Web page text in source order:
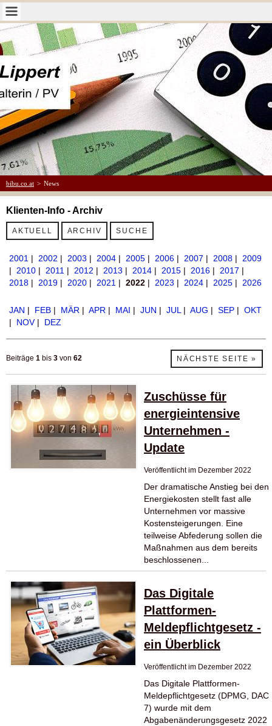
bibu.co.at > News
Klienten-Info - Archiv
AKTUELL ARCHIV SUCHE
2001 | 2002 | 2003 | 2004 | 2005 | 2006 | 2007 | 2008 | 2009
| 2010 | 2011 | 2012 | 2013 | 2014 | 2015 | 2016 | 2017 |
2018 | 2019 | 2020 | 2021 | 2022 | 2023 | 2024 | 2025 | 2026
JAN | FEB | MÄR | APR | MAI | JUN | JUL | AUG | SEP | OKT
| NOV| DEZ
Beiträge 1 bis 3 von 62 NÄCHSTE SEITE »
Zuschüsse für
energieintensive
Unternehmen -
Update
Veröffentlicht im Dezember 2022
Der dramatische Anstieg bei den
Energiekosten stellt fast alle
Unternehmen vor massive
Kostensteigerungen. Eine
teilweise Abfederung sollen die
Maßnahmen aus dem bereits
beschlossenen...
Das Digitale
Plattformen-
Meldepflichtgesetz -
ein Überblick
Veröffentlicht im Dezember 2022
Das Digitale Plattformen-
Meldepflichtgesetz (DPMG, DAC
7) wurde mit dem
Abgabenänderungsgesetz 2022